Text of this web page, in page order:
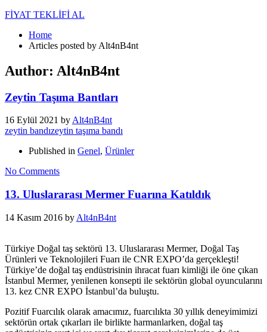
FİYAT TEKLİFİ AL
Home
Articles posted by Alt4nB4nt
Author: Alt4nB4nt
Zeytin Taşıma Bantları
16 Eylül 2021 byAlt4nB4nt
zeytin bandızeytin taşıma bandı
Published in Genel, Ürünler
No Comments
13. Uluslararası Mermer Fuarına Katıldık
14 Kasım 2016 by Alt4nB4nt
Türkiye Doğal taş sektörü 13. Uluslararası Mermer, Doğal Taş
Ürünleri ve Teknolojileri Fuarı ile CNR EXPO’da gerçekleşti!
Türkiye’de doğal taş endüstrisinin ihracat fuarı kimliği ile öne çıkan
İstanbul Mermer, yenilenen konsepti ile sektörün global oyuncularını
13. kez CNR EXPO İstanbul’da buluştu.
Pozitif Fuarcılık olarak amacımız, fuarcılıkta 30 yıllık deneyimimizi
sektörün ortak çıkarları ile birlikte harmanlarken, doğal taş